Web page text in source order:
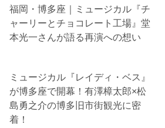
福岡・博多座｜ミュージカル『チ
ャーリーとチョコレート工場』堂
本光一さんが語る再演への想い
ミュージカル『レイディ・ベス』
が博多座で開幕！有澤樟太郎×松
島勇之介の博多旧市街観光に密
着！